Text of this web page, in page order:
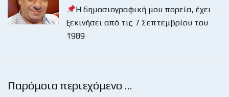
Η δημοσιογραφική μου πορεία, έχει
ξεκινήσει από τις 7 Σεπτεμβρίου του
1989
Παρόμοιο περιεχόμενο …